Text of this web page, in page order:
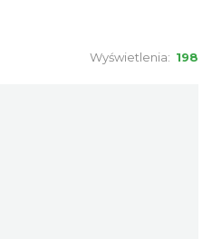
Wyświetlenia: 198